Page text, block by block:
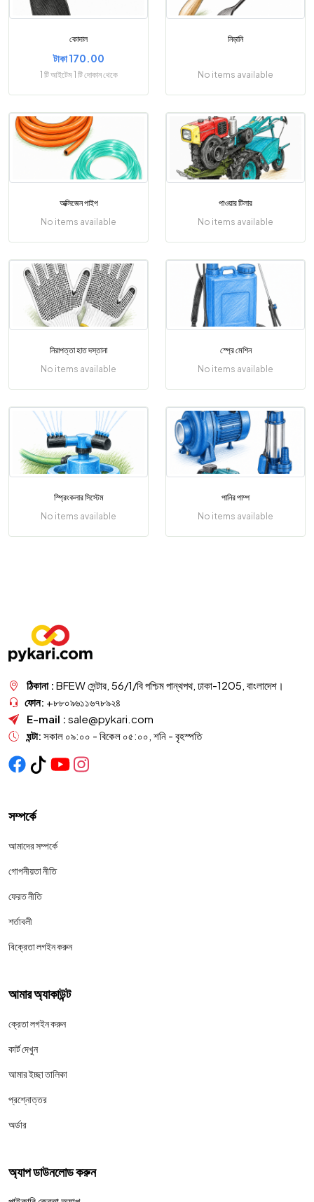
কোদাল
টাকা 170.00
1 টি আইটেম 1 টি দোকান থেকে
নিড়ানি
No items available
অক্সিজেন পাইপ
No items available
পাওয়ার টিলার
No items available
নিরাপত্তা হাত দস্তানা
No items available
স্প্রে মেশিন
No items available
স্প্রিংকলার সিস্টেম
No items available
পানির পাম্প
No items available
ঠিকানা : BFEW সেন্টার, 56/1/বি পশ্চিম পান্থপথ, ঢাকা-1205, বাংলাদেশ।
ফোন: +৮৮০৯৬১১৬৭৮৯২৪
E-mail : sale@pykari.com
ঘন্টা: সকাল ০৯:০০ - বিকেল ০৫:০০, শনি - বৃহস্পতি
সম্পর্কে
আমাদের সম্পর্কে
গোপনীয়তা নীতি
ফেরত নীতি
শর্তাবলী
বিক্রেতা লগইন করুন
আমার অ্যাকাউন্ট
ক্রেতা লগইন করুন
কার্ট দেখুন
আমার ইচ্ছা তালিকা
প্রশ্নোত্তর
অর্ডার
অ্যাপ ডাউনলোড করুন